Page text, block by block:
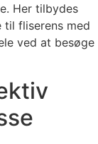
Her tilbydes
fliserens med
ved at besøge